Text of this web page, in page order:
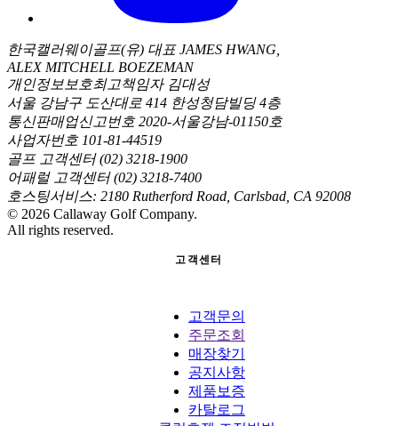
한국캘러웨이골프(유) 대표 JAMES HWANG,
ALEX MITCHELL BOEZEMAN
개인정보보호최고책임자 김대성
서울 강남구 도산대로 414 한성청담빌딩 4층
통신판매업신고번호 2020-서울강남-01150호
사업자번호 101-81-44519
골프 고객센터 (02) 3218-1900
어패럴 고객센터 (02) 3218-7400
호스팅서비스: 2180 Rutherford Road, Carlsbad, CA 92008
© 2026 Callaway Golf Company.
All rights reserved.
고객센터
고객문의
주문조회
매장찾기
공지사항
제품보증
카탈로그